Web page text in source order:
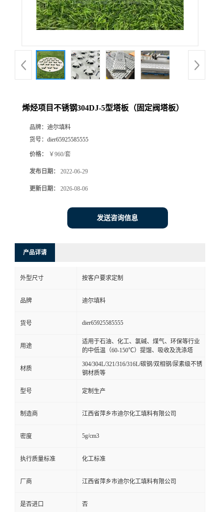
烯烃项目不锈钢304DJ-5型塔板（固定阀塔板）
品牌： 迪尔填料
货号： dier65925585555
价格： ￥960/套
发布日期： 2022-06-29
更新日期： 2026-08-06
发送咨询信息
产品详请
外型尺寸 按客户要求定制
品牌 迪尔填料
货号 dier65925585555
用途
适用于石油、化工、氯碱、煤气、环保等行业
的中低温（60-150℃）提馏、吸收及洗涤塔
材质
304/304L/321/316/316L/碳钢/双相钢/尿素级不锈
钢材质等
型号 定制生产
制造商 江西省萍乡市迪尔化工填料有限公司
密度 5g/cm3
执行质量标准 化工标准
厂商 江西省萍乡市迪尔化工填料有限公司
是否进口 否